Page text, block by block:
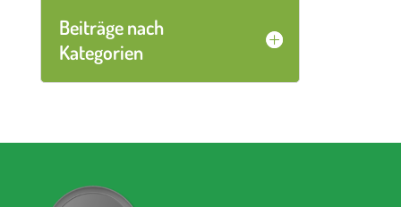
Beiträge nach
Kategorien